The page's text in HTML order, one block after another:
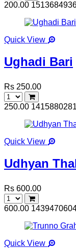
200.00
Quick View
Ughadi Bari
Rs 250.00
250.00 1415880281
Quick View
Udhyan
Rs 600.00
600.00
Quick View